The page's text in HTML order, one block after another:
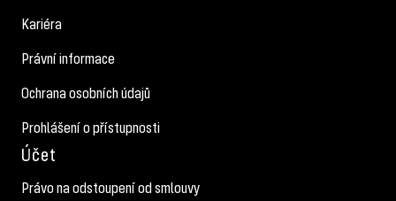
Kariéra
Právní informace
Ochrana osobních údajů
Prohlášení o přístupnosti
Účet
Právo na odstoupení od smlouvy